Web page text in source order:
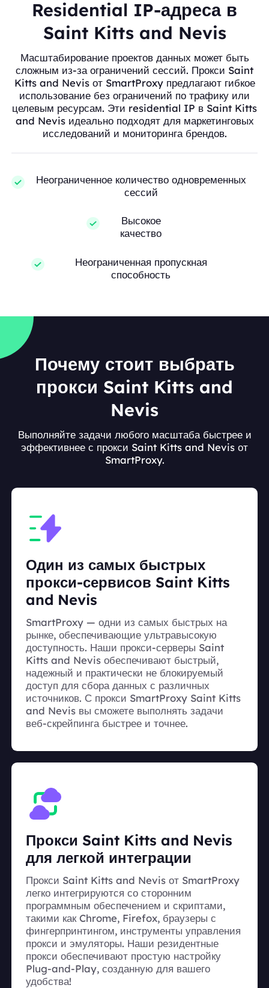
Residential IP-адреса в
Saint Kitts and Nevis
Масштабирование проектов данных может быть
сложным из-за ограничений сессий. Прокси Saint
Kitts and Nevis от SmartProxy предлагают гибкое
использование без ограничений по трафику или
целевым ресурсам. Эти residential IP в Saint Kitts
and Nevis идеально подходят для маркетинговых
исследований и мониторинга брендов.
Неограниченное количество одновременных
сессий
Высокое
качество
Неограниченная пропускная
способность
Почему стоит выбрать
прокси Saint Kitts and
Nevis
Выполняйте задачи любого масштаба быстрее и
эффективнее с прокси Saint Kitts and Nevis от
SmartProxy.
Один из самых быстрых
прокси-сервисов Saint Kitts
and Nevis
SmartProxy — одни из самых быстрых на
рынке, обеспечивающие ультравысокую
доступность. Наши прокси-серверы Saint
Kitts and Nevis обеспечивают быстрый,
надежный и практически не блокируемый
доступ для сбора данных с различных
источников. С прокси SmartProxy Saint Kitts
and Nevis вы сможете выполнять задачи
веб-скрейпинга быстрее и точнее.
Прокси Saint Kitts and Nevis
для легкой интеграции
Прокси Saint Kitts and Nevis от SmartProxy
легко интегрируются со сторонним
программным обеспечением и скриптами,
такими как Chrome, Firefox, браузеры с
фингерпринтингом, инструменты управления
прокси и эмуляторы. Наши резидентные
прокси обеспечивают простую настройку
Plug-and-Play, созданную для вашего
удобства!